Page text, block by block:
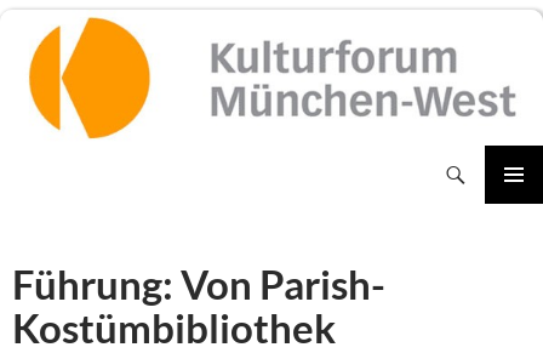
Inhalt
springen
Führung: Von Parish-
Kostümbibliothek